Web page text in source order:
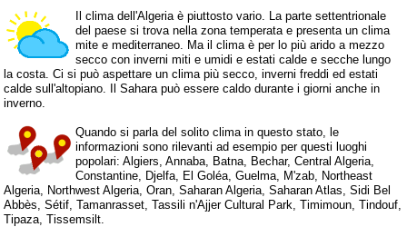
Il clima dell'Algeria è piuttosto vario. La parte settentrionale
del paese si trova nella zona temperata e presenta un clima
mite e mediterraneo. Ma il clima è per lo più arido a mezzo
secco con inverni miti e umidi e estati calde e secche lungo
la costa. Ci si può aspettare un clima più secco, inverni freddi ed estati
calde sull'altopiano. Il Sahara può essere caldo durante i giorni anche in
inverno.
Quando si parla del solito clima in questo stato, le
informazioni sono rilevanti ad esempio per questi luoghi
popolari: Algiers, Annaba, Batna, Bechar, Central Algeria,
Constantine, Djelfa, El Goléa, Guelma, M'zab, Northeast
Algeria, Northwest Algeria, Oran, Saharan Algeria, Saharan Atlas, Sidi Bel
Abbès, Sétif, Tamanrasset, Tassili n'Ajjer Cultural Park, Timimoun, Tindouf,
Tipaza, Tissemsilt.